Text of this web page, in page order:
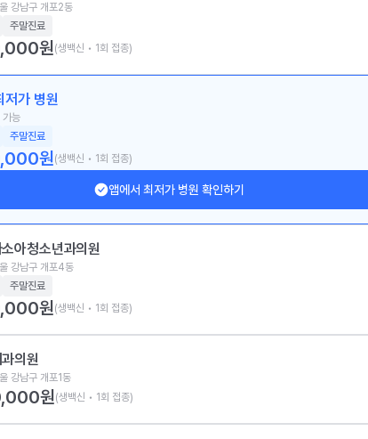
강남구 개포2동
주말진료
원(생백신 • 1회 접종)
저가 병원
가능
주말진료
원(생백신 • 1회 접종)
앱에서 최저가 병원 확인하기
아청소년과의원
강남구 개포4동
주말진료
원(생백신 • 1회 접종)
의원
강남구 개포1동
원(생백신 • 1회 접종)